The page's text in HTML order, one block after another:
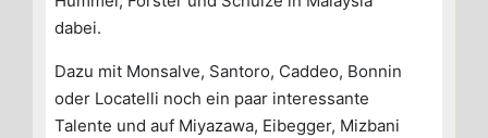
dabei.
Dazu mit Monsalve, Santoro, Caddeo, Bonnin
oder Locatelli noch ein paar interessante
Talente und auf Miyazawa, Eibegger, Mizbani